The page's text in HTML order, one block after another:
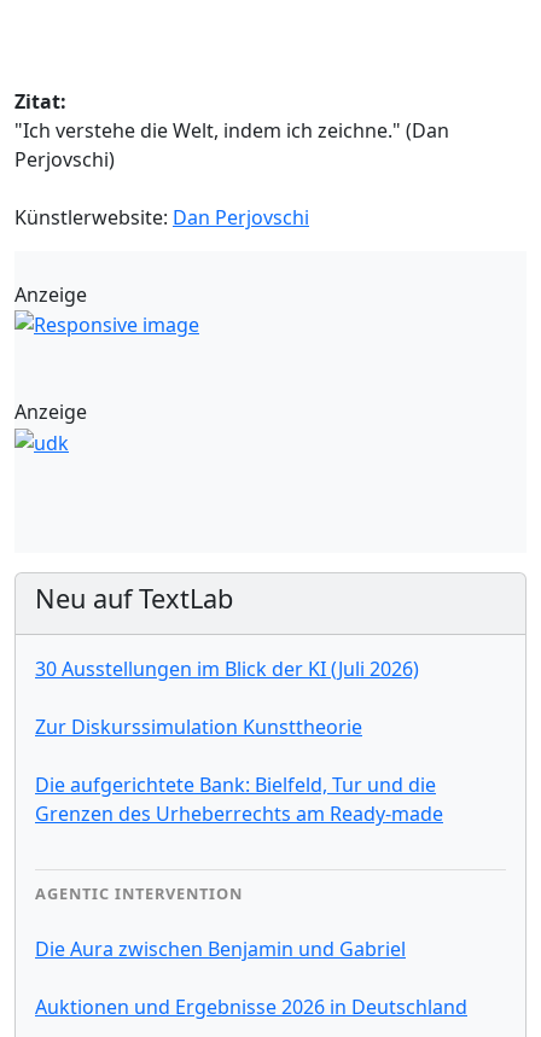
Zitat:
"Ich verstehe die Welt, indem ich zeichne." (Dan
Perjovschi)
Künstlerwebsite: Dan Perjovschi
Anzeige
Anzeige
Neu auf TextLab
30 Ausstellungen im Blick der KI (Juli 2026)
Zur Diskurssimulation Kunsttheorie
Die aufgerichtete Bank: Bielfeld, Tur und die
Grenzen des Urheberrechts am Ready-made
AGENTIC INTERVENTION
Die Aura zwischen Benjamin und Gabriel
Auktionen und Ergebnisse 2026 in Deutschland